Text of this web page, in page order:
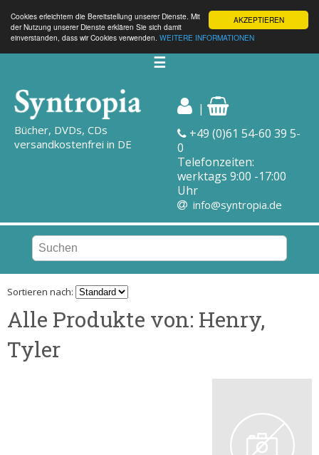
AKZEPTIEREN
Cookies erleichtern die Bereitstellung unserer Dienste. Mit
der Nutzung unserer Dienste erklären Sie sich damit
einverstanden, dass wir Cookies verwenden. WEITERE INFORMATIONEN
☰
Bücher, DVDs, CDs
versandkostenfrei in DE
|
+49 (0)61 54-60 39 5-
0
Telefonzeiten:
werktags 9:00 -17:00
Uhr
info@syntropia.de
Sortieren nach:
Alle Produkte von: Henry,
Tyler